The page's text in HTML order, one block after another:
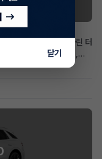
(2026년식) 1.6 가솔린 터
기간: 월 439,030원,
: 주행거리 258km의 거
닫기